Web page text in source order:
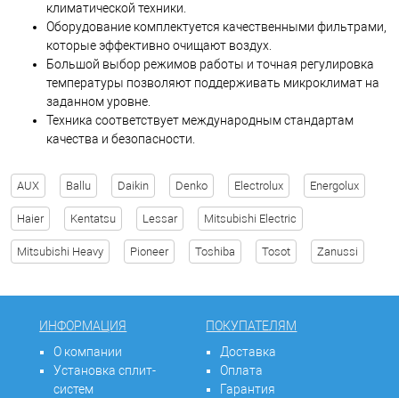
AUX Ballu Daikin Denko Electrolux Energolux
Haier Kentatsu Lessar Mitsubishi Electric
Mitsubishi Heavy Pioneer Toshiba Tosot Zanussi
климатической техники.
Оборудование комплектуется качественными фильтрами,
которые эффективно очищают воздух.
Большой выбор режимов работы и точная регулировка
температуры позволяют поддерживать микроклимат на
заданном уровне.
Техника соответствует международным стандартам
качества и безопасности.
ИНФОРМАЦИЯ
О компании
Установка сплит-
систем
ПОКУПАТЕЛЯМ
Доставка
Оплата
Гарантия